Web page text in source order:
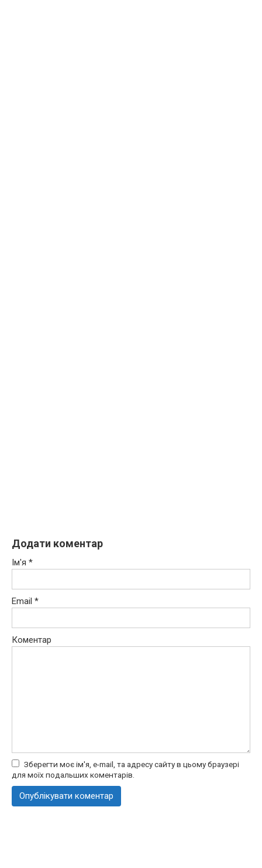
Додати коментар
Ім'я *
Email *
Коментар
Зберегти моє ім'я, e-mail, та адресу сайту в цьому браузері
для моїх подальших коментарів.